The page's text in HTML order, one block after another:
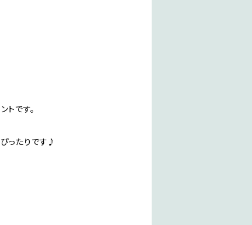
トです。
ったりです♪